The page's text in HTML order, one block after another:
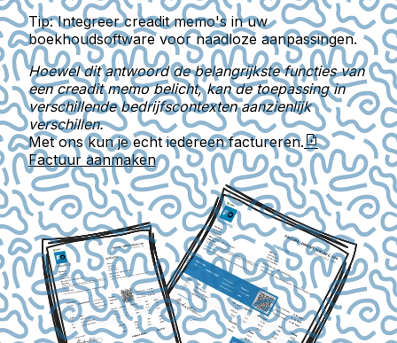
Tip:Integreer creadit memo's in uw
boekhoudsoftware voor naadloze aanpassingen.
Hoewel dit antwoord de belangrijkste functies van
een creadit memo belicht, kan de toepassing in
verschillende bedrijfscontexten aanzienlijk
verschillen.
Met ons kun je echt iedereen factureren.
Factuur aanmaken